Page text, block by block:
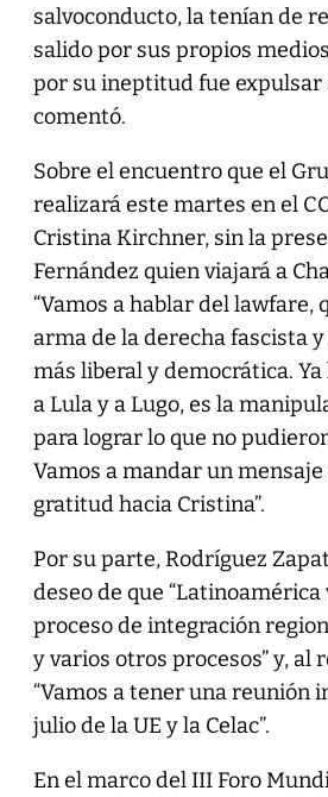
salvoconducto, la tenían de
salido por sus propios
por su ineptitud fue expulsar
comentó.
Sobre el encuentro que el
realizará este martes en el
Cristina Kirchner, sin la
Fernández quien viajará a
“Vamos a hablar del lawfare,
arma de la derecha fascista
más liberal y democrática.
a Lula y a Lugo, es la
para lograr lo que no
Vamos a mandar un
gratitud hacia Cristina”.
Por su parte, Rodríguez
deseo de que “Latinoamérica
proceso de integración
y varios otros procesos” y, al
“Vamos a tener una reunión
julio de la UE y la Celac”.
En el marco del III Foro